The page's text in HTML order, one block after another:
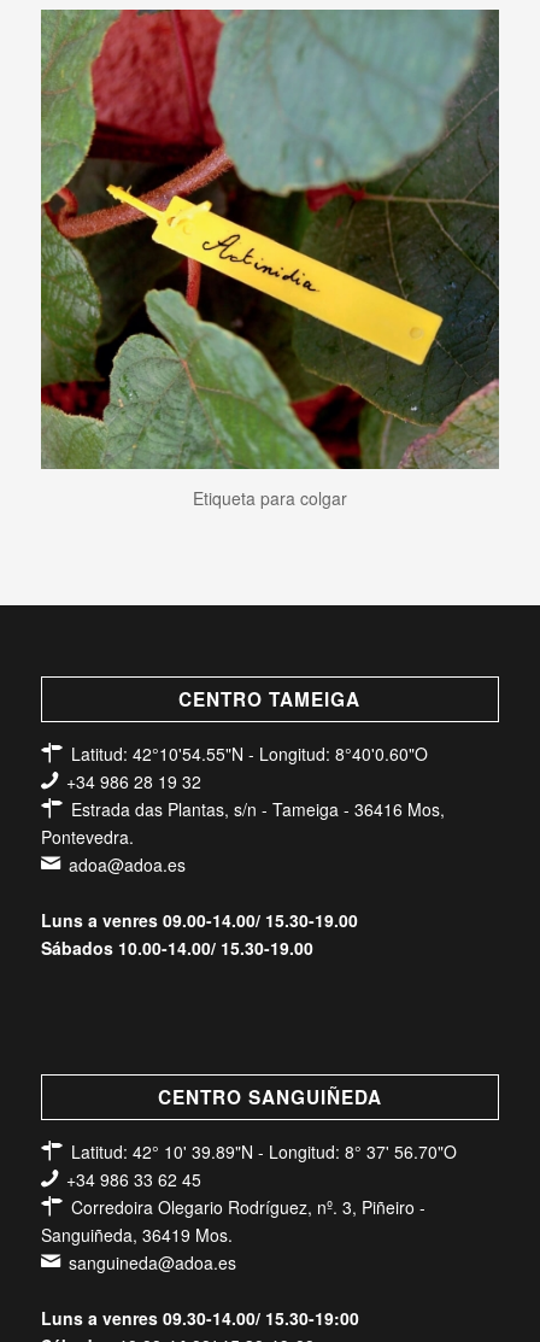
Etiqueta para colgar
CENTRO TAMEIGA
Latitud: 42°10'54.55"N - Longitud: 8°40'0.60"O
+34 986 28 19 32
Estrada das Plantas, s/n - Tameiga - 36416 Mos,
Pontevedra.
adoa@adoa.es
Luns a venres 09.00-14.00/ 15.30-19.00
Sábados 10.00-14.00/ 15.30-19.00
CENTRO SANGUIÑEDA
Latitud: 42° 10' 39.89"N - Longitud: 8° 37' 56.70"O
+34 986 33 62 45
Corredoira Olegario Rodríguez, nº. 3, Piñeiro -
Sanguiñeda, 36419 Mos.
sanguineda@adoa.es
Luns a venres 09.30-14.00/ 15.30-19:00